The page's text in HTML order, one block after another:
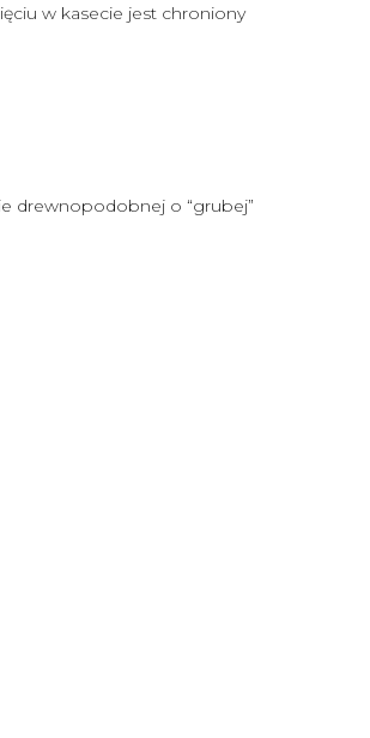
w kasecie jest chroniony
drewnopodobnej o “grubej”